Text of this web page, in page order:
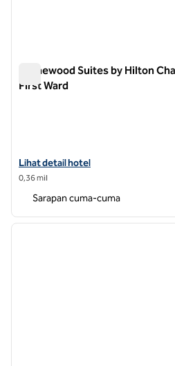
Homewood Suites by Hilton
First Ward
Lihat detail hotel untuk Homewood
Lihat detail hotel
0,36 mil
Sarapan cuma-cuma
1 dari 12